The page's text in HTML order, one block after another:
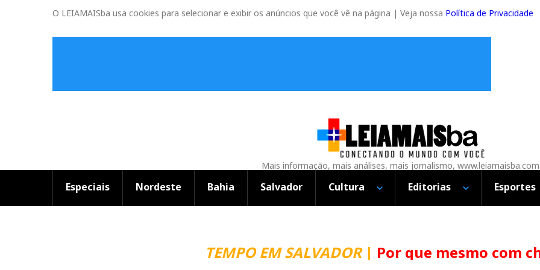
O LEIAMAISba usa cookies para selecionar e exibir os anúncios que você vê na página | Veja nossa Política de Privacidade
Mais informação, mais análises, mais jornalismo,
Especiais Nordeste Bahia Salvador Cultura Editorias Esportes
TEMPO EM SALVADOR|Por que mesmo com chuva